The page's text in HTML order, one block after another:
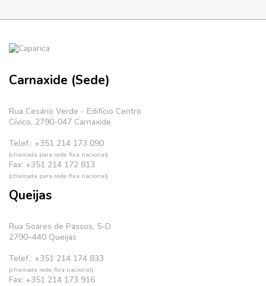
Carnaxide (Sede)
Rua Cesário Verde - Edifício Centro
Cívico, 2790-047 Carnaxide
Telef.: +351 214 173 090
(chamada para rede fixa nacional)
Fax: +351 214 172 813
(chamada para rede fixa nacional)
Queijas
Rua Soares de Passos, 5-D
2790–440 Queijas
Telef.: +351 214 174 833
(chamada rede fixa nacional)
Fax: +351 214 173 916